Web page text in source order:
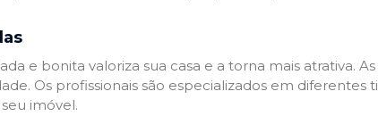
e bonita valoriza sua casa e a torna mais atrativa.
Os profissionais são especializados em
imóvel.